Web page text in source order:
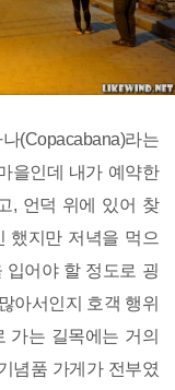
(Copacabana)라는
을인데 내가 예약한
, 언덕 위에 있어 찾
했지만 저녁을 먹으
입어야 할 정도로 굉
아서인지 호객 행위
가는 길목에는 거의
념품 가게가 전부였